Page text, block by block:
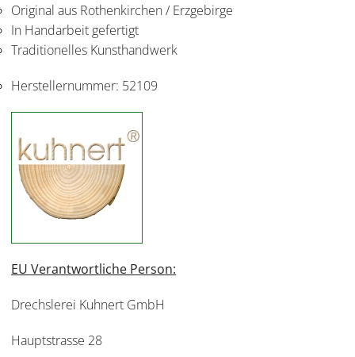
Original aus Rothenkirchen / Erzgebirge
In Handarbeit gefertigt
Traditionelles Kunsthandwerk
Herstellernummer: 52109
EU Verantwortliche Person:
Drechslerei Kuhnert GmbH
Hauptstrasse 28